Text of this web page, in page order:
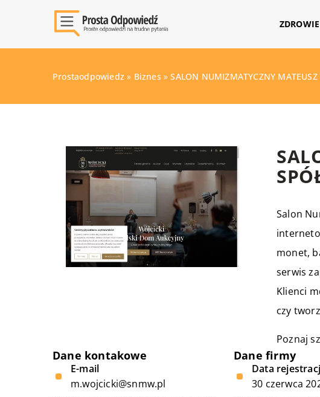
Prostaodpowiedz » Biznes »SALON NUMIZMATYCZNY
Salon
monet,
serwis
Klienci
czy
Poznaj
Dane kontakowe
E-mail
m.wojcicki@snmw.pl
Dane firmy
Data
30 czerwca